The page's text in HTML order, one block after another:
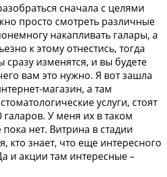
сначала с целями
просто смотреть различные
накапливать галары, а
к этому отнестись, тогда
сразу изменятся, и вы будете
вам это нужно. Я вот зашла
магазин, а там
услуги, стоят
галаров. У меня их в таком
пока нет. Витрина в стадии
кто знает, что еще интересного
и акции там интересные –